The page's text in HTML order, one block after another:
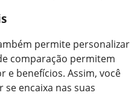
permite personalizar
comparação permitem
benefícios. Assim, você
encaixa nas suas